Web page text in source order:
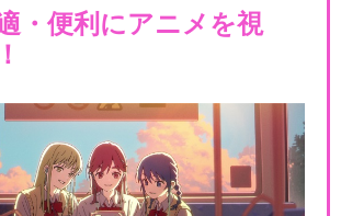
・便利にアニメを視